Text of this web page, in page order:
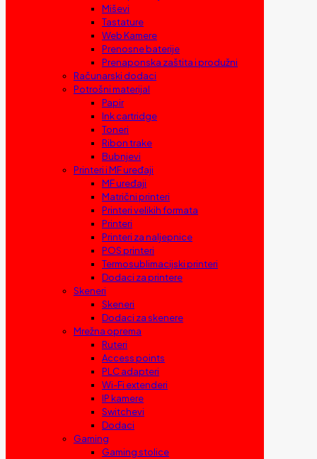
Miševi
Tastature
Web Kamere
Prenosne baterije
Prenaponska zaštita i produžni
Računarski dodaci
Potrošni materijal
Papir
Ink cartridge
Toneri
Ribon trake
Bubnjevi
Printeri i MF uređaji
MF uređaji
Matrični printeri
Printeri velikih formata
Printeri
Printeri za naljepnice
POS printeri
Termosublimacijski printeri
Dodaci za printere
Skeneri
Skeneri
Dodaci za skenere
Mrežna oprema
Ruteri
Access points
PLC adapteri
Wi-Fi extenderi
IP kamere
Switchevi
Dodaci
Gaming
Gaming stolice